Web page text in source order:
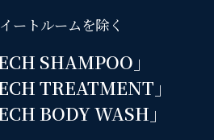
ートルームを除く
SHAMPOO」
TREATMENT」
BODY WASH」